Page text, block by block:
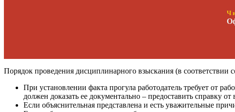
Порядок проведения дисциплинарного взыскания (в соответствии
При установлении факта прогула работодатель требует от
должен доказать ее документально – предоставить справку от
Если объяснительная представлена и есть уважительные